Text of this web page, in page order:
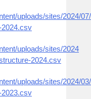
uploads/sites/2024/
uploads/sites/2024
2024.csv
uploads/sites/2024/